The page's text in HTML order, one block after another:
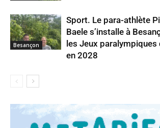
Besançon
Sport. Le para-athlète
Baele s’installe à
les Jeux paralympiques
en 2028